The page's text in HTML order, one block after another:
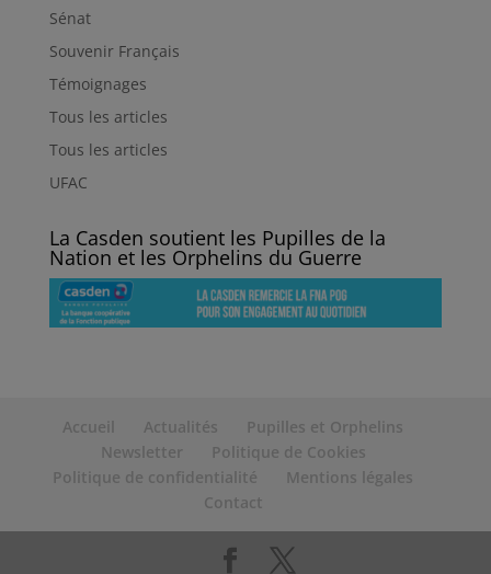
Sénat
Souvenir Français
Témoignages
Tous les articles
Tous les articles
UFAC
La Casden soutient les Pupilles de la
Nation et les Orphelins du Guerre
Accueil Actualités
Pupilles et Orphelins
Newsletter
Politique de Cookies
Politique de confidentialité
Mentions légales
Contact